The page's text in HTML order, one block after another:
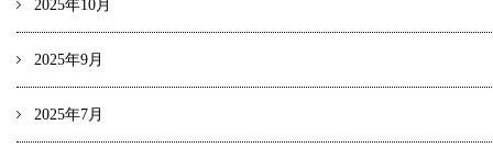
2025年10月
2025年9月
2025年7月